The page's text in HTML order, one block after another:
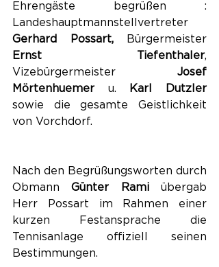
Ehrengäste begrüßen :
Gerhard Possart,
Ernst Tiefenthaler,
Vizebürgermeister Josef
Mörtenhuemer u.
sowie die gesamte Geistlichkeit
von Vorchdorf.
Nach den Begrüßungsworten durch
Obmann Günter Rami übergab
Herr Possart im Rahmen einer
kurzen Festansprache die
Tennisanlage offiziell seinen
Bestimmungen.